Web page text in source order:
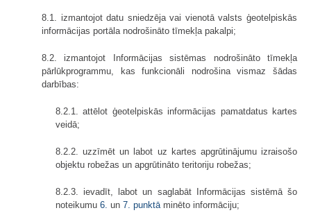
8.1. izmantojot datu sniedzēja vai vienotā valsts ģeotelpiskās
informācijas portāla nodrošināto tīmekļa pakalpi;
8.2. izmantojot Informācijas sistēmas nodrošināto tīmekļa
pārlūkprogrammu, kas funkcionāli nodrošina vismaz šādas
darbības:
8.2.1. attēlot ģeotelpiskās informācijas pamatdatus kartes
veidā;
8.2.2. uzzīmēt un labot uz kartes apgrūtinājumu izraisošo
objektu robežas un apgrūtināto teritoriju robežas;
8.2.3. ievadīt, labot un saglabāt Informācijas sistēmā šo
noteikumu 6. un 7. punktā minēto informāciju;